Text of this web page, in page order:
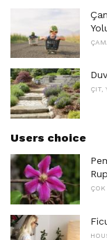
ÇIT,
Users choice